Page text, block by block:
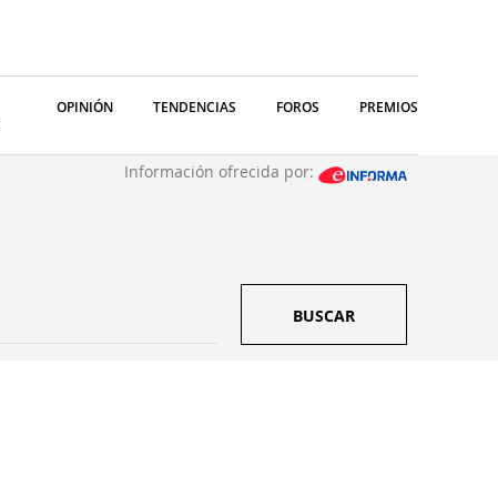
OPINIÓN TENDENCIAS FOROS PREMIOS
Información ofrecida por:
BUSCAR